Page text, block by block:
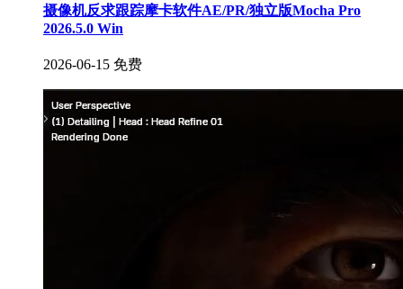
摄像机反求跟踪摩卡软件AE/PR/独立版Mocha Pro
2026.5.0 Win
2026-06-15 免费